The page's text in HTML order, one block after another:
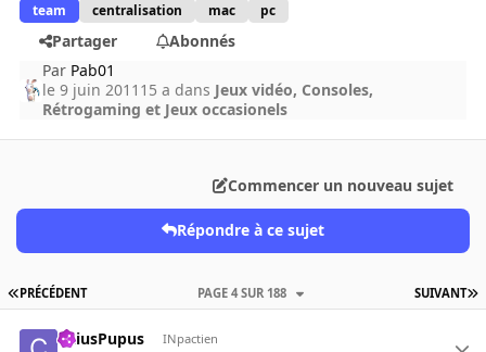
team centralisation mac pc
Partager
Abonnés
Par Pab01
le 9 juin 2011 15 a dans Jeux vidéo, Consoles,
Rétrogaming et Jeux occasionels
Commencer un nouveau sujet
Répondre à ce sujet
PRÉCÉDENT SUIVANT
PAGE 4 SUR 188
CaiusPupus INpactien